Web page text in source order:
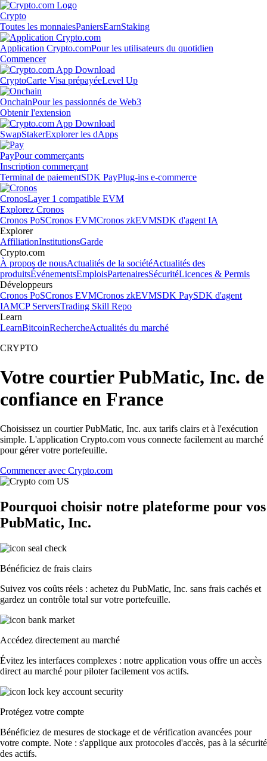
Crypto
Toutes les monnaiesPaniersEarnStaking
Application Crypto.comPour les utilisateurs du quotidien
Commencer
CryptoCarte Visa prépayéeLevel Up
OnchainPour les passionnés de Web3
Obtenir l'extension
SwapStakerExplorer les dApps
PayPour commerçants
Inscription commerçant
Terminal de paiementSDK PayPlug-ins e-commerce
CronosLayer 1 compatible EVM
Explorez Cronos
Cronos PoSCronos EVMCronos zkEVMSDK d'agent IA
Explorer
AffiliationInstitutionsGarde
Crypto.com
À propos de nousActualités de la sociétéActualités des
produitsÉvénementsEmploisPartenairesSécuritéLicences & Permis
Développeurs
Cronos PoSCronos EVMCronos zkEVMSDK PaySDK d'agent
IAMCP ServersTrading Skill Repo
Learn
LearnBitcoinRechercheActualités du marché
CRYPTO
Votre courtier PubMatic, Inc. de
confiance en France
Choisissez un courtier PubMatic, Inc. aux tarifs clairs et à l'exécution
simple. L'application Crypto.com vous connecte facilement au marché
pour gérer votre portefeuille.
Commencer avec Crypto.com
Pourquoi choisir notre plateforme pour vos
PubMatic, Inc.
Bénéficiez de frais clairs
Suivez vos coûts réels : achetez du PubMatic, Inc. sans frais cachés et
gardez un contrôle total sur votre portefeuille.
Accédez directement au marché
Évitez les interfaces complexes : notre application vous offre un accès
direct au marché pour piloter facilement vos actifs.
Protégez votre compte
Bénéficiez de mesures de stockage et de vérification avancées pour
votre compte. Note : s'applique aux protocoles d'accès, pas à la sécurité
des actifs.